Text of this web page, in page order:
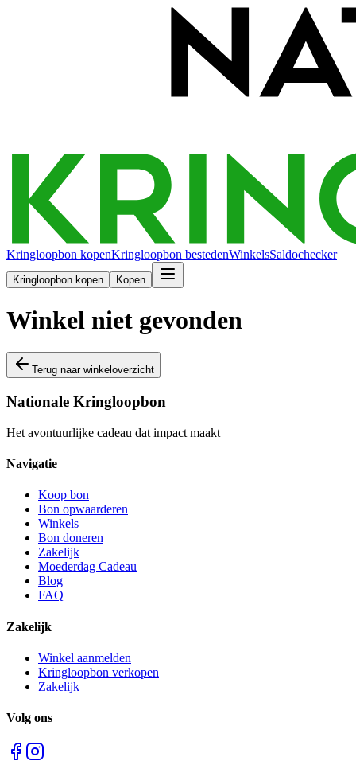
Kringloopbon kopenKringloopbon bestedenWinkelsSaldochecker
Kringloopbon kopen Kopen
Winkel niet gevonden
Terug naar winkeloverzicht
Nationale Kringloopbon
Het avontuurlijke cadeau dat impact maakt
Navigatie
Koop bon
Bon opwaarderen
Winkels
Bon doneren
Zakelijk
Moederdag Cadeau
Blog
FAQ
Zakelijk
Winkel aanmelden
Kringloopbon verkopen
Zakelijk
Volg ons